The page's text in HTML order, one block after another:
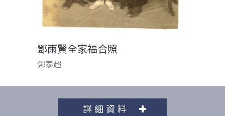
鄧雨賢全家福合照
鄧泰超
詳細資料